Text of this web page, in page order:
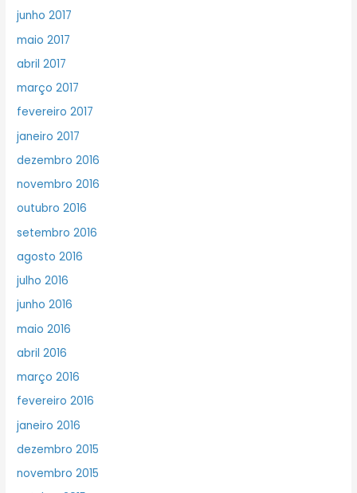
junho 2017
maio 2017
abril 2017
março 2017
fevereiro 2017
janeiro 2017
dezembro 2016
novembro 2016
outubro 2016
setembro 2016
agosto 2016
julho 2016
junho 2016
maio 2016
abril 2016
março 2016
fevereiro 2016
janeiro 2016
dezembro 2015
novembro 2015